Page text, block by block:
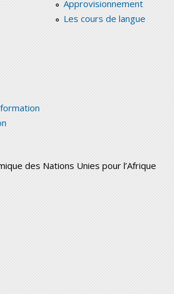
Approvisionnement
Les cours de langue
des Nations Unies pour l’Afrique